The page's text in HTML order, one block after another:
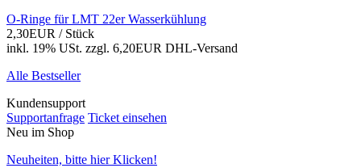
O-Ringe für LMT 22er Wasserkühlung
2,30EUR / Stück
inkl. 19% USt. zzgl. 6,20EUR DHL-Versand
Alle Bestseller
Kundensupport
Supportanfrage Ticket einsehen
Neu im Shop
Neuheiten, bitte hier Klicken!